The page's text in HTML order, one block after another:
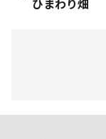
ひまわり畑